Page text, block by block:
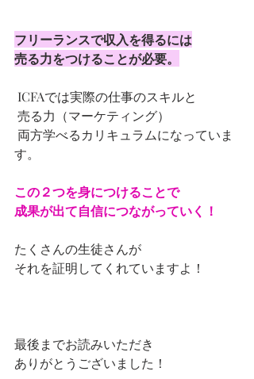
フリーランスで収入を得るには
売る力をつけることが必要。
ICFAでは実際の仕事のスキルと
売る力（マーケティング）
す。
この２つを身につけることで
成果が出て自信につながっていく！
たくさんの生徒さんが
それを証明してくれていますよ！
最後までお読みいただき
ありがとうございました！